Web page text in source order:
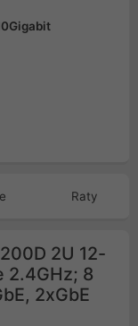
Raty
2U 12-
2.4GHz; 8
2xGbE